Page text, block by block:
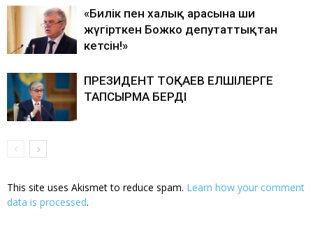
«Билік пен халық арасына ши
жүгірткен Божко депутаттықтан
кетсін!»
ПРЕЗИДЕНТ ТОҚАЕВ ЕЛШІЛЕРГЕ
ТАПСЫРМА БЕРДІ
This site uses Akismet to reduce spam. Learn how your comment
data is processed.